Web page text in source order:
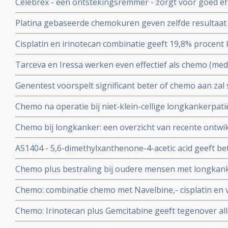
verminderen.
longkankerpatiënten bewijzen enkele studies
Platina gebaseerde chemokuren geven zelfde
totale overlevingstijd dan niet platinum gebaseerde
bijwerkingen voor platina gebaseerde chemokuren
ernstiger
Cisplatin en irinotecan combinatie geeft 19,8%
bij kleincellige longkanker
Tarceva en Iressa werken even effectief als chemo
hetzelfde) maar met veel minder bijwerkingen bij
Genentest voorspelt significant beter of chemo aan
of niet.
Chemo na operatie bij niet-klein-cellige
geen enkel aantoonbaar positief effect op recidief
Chemo bij longkanker: een overzicht van recente
abstracten en artikelen.
AS1404 - 5,6-dimethylxanthenone-4-acetic acid geeft
longkanker dan bij chemo alleen
Chemo plus bestraling bij oudere mensen met
alleen bestraling langere levensduur (van 10,5 naar
kwaliteit van leven wordt heel veel slechter
Chemo: combinatie chemo met Navelbine,- cisplatin
longkankerpatiënten (stadium I en II) positief effect
jarige gerandomiseerde placebo gecontroleerde fase
Chemo: Irinotecan plus Gemcitabine geeft tegenover
gevorderde niet-kleincellige longkanker in overleving